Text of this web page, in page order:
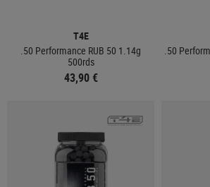
T4E
.50 Performance RUB 50 1.14g
500rds
43,90 €
.50